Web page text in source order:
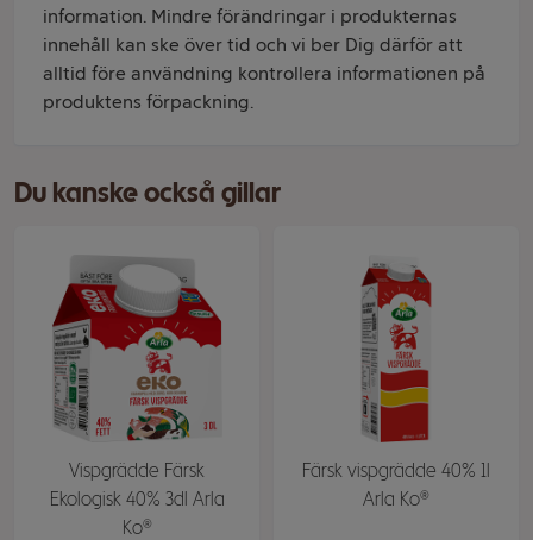
information. Mindre förändringar i produkternas
innehåll kan ske över tid och vi ber Dig därför att
alltid före användning kontrollera informationen på
produktens förpackning.
Du kanske också gillar
Vispgrädde Färsk
Ekologisk 40% 3dl Arla
Ko®
Färsk vispgrädde 40% 1l
Arla Ko®